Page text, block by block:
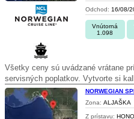
Odchod: 16/08/
Vnútorná
1.098
Všetky ceny sú uvádzané vrátane
servisných poplatkov. Vytvorte si
NORWEGIAN
Zona: ALJAŠKA
Z prístavu: